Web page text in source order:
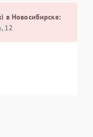
в Новосибирске:
12